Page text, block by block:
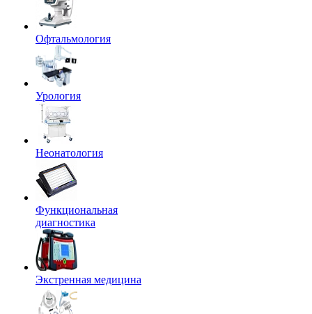
Офтальмология
Урология
Неонатология
Функциональная
диагностика
Экстренная медицина